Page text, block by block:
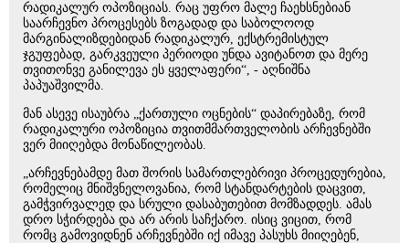
რადიკალურ ოპოზიციას. რაც უფრო მალე ჩაეხსნებიან
საარჩევნო პროცესებს ზოგადად და საბოლოოდ
მარგინალიზდებიდან რადიკალურ, ექსტრემისტულ
ჯგუფებად, გარკვეული პერიოდი უნდა ავიტანოთ და მერე
თვითონვე განილევა ეს ყველაფერი“, - აღნიშნა
პაპუაშვილმა.
მან ასევე ისაუბრა „ქართული ოცნების“ დაპირებაზე, რომ
რადიკალური ოპოზიცია თვითმმართველობის არჩევნებში
ვერ მიიღებდა მონაწილეობას.
„არჩევნებამდე მათ შორის სამართლებრივი პროცედურებია,
რომელიც მნიშვნელოვანია, რომ სტანდარტების დაცვით,
გამჭვირვალედ და სრული დასაბუთებით მომზადდეს. ამას
დრო სჭირდება და არ არის საჩქარო. ისიც ვიცით, რომ
რომც გამოვიდნენ არჩევნებში იქ იმავე პასუხს მიიღებენ,